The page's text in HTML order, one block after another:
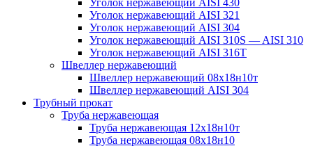
Уголок нержавеющий AISI 321
Уголок нержавеющий AISI 304
Уголок нержавеющий AISI 310S — AISI 310
Уголок нержавеющий AISI 316T
Швеллер нержавеющий
Швеллер нержавеющий 08х18н10т
Швеллер нержавеющий AISI 304
Трубный прокат
Труба нержавеющая
Труба нержавеющая 12х18н10т
Труба нержавеющая 08х18н10